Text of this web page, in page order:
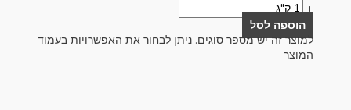
+
-
הוספה לסל
למוצר זה יש מספר סוגים. ניתן לבחור את האפשרויות בעמוד
המוצר